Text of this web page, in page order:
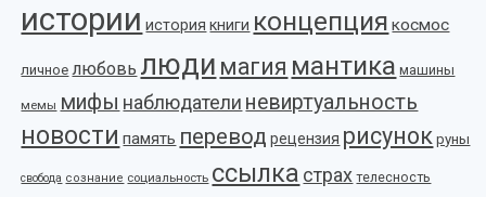
истории история книги концепция космос
личное любовь люди магия мантика машины
мемы мифы наблюдатели невиртуальность
новости память перевод рецензия рисунок руны
свобода сознание социальность ссылка страх телесность